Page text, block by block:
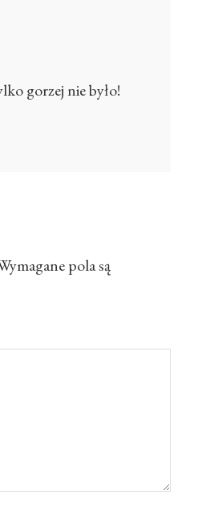
gorzej nie było!
pola są